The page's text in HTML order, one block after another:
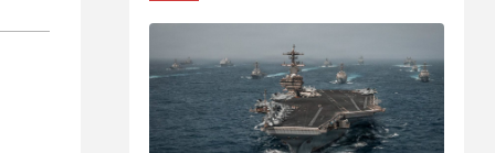
10:36 Израиль
Три пожара за минуты в
Рамат-Гане: подозрение на
поджог